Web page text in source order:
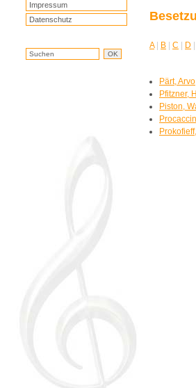
Impressum
Datenschutz
A| B C D
Pärt, Arvo
Pfitzner,
Piston,